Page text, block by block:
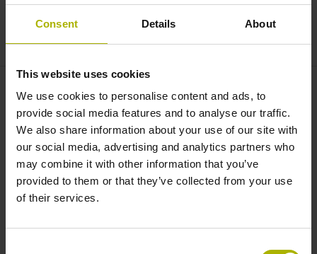
Consent Details About
This website uses cookies
We use cookies to personalise content and ads, to
provide social media features and to analyse our traffic.
We also share information about your use of our site with
our social media, advertising and analytics partners who
may combine it with other information that you’ve
provided to them or that they’ve collected from your use
of their services.
Robust für den Dauerbetrieb
Durch die staubdichte und wassergeschützte Bauform mit
Schutzklasse IP65 ist die EIB 1500 dem rauen
Werkstattalltag gewachsen: Zuverlässige und
ausfallsichere Positionsverrechnungen auch bei staubiger
Umgebung und Feuchtigkeit.